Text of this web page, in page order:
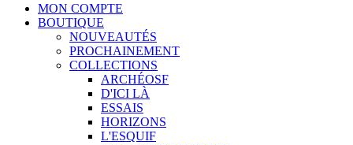
MON COMPTE
BOUTIQUE
NOUVEAUTÉS
PROCHAINEMENT
COLLECTIONS
ARCHÉOSF
D'ICI LÀ
ESSAIS
HORIZONS
L'ESQUIF